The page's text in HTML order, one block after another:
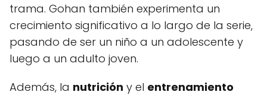
trama. Gohan también experimenta un
crecimiento significativo a lo largo de la serie,
pasando de ser un niño a un adolescente y
luego a un adulto joven.
Además, la nutrición y el entrenamiento